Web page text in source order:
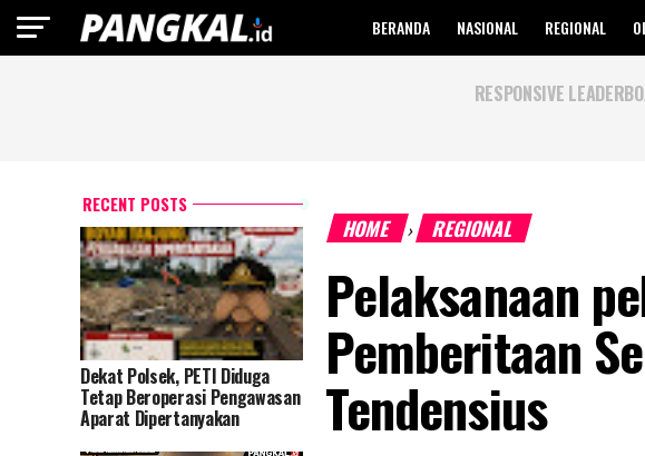
BERANDA NASIONAL REGIONAL
RESPONSIVE
RECENT POSTS
Dekat Polsek, PETI Diduga
Tetap Beroperasi Pengawasan
Aparat Dipertanyakan
HOME › REGIONAL
Pelaksanaan
Pemberitaan
Tendensius